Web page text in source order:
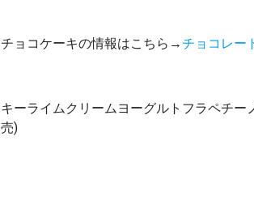
チョコケーキの情報はこちら→チョコレー
キーライムクリームヨーグルトフラペチ
売)